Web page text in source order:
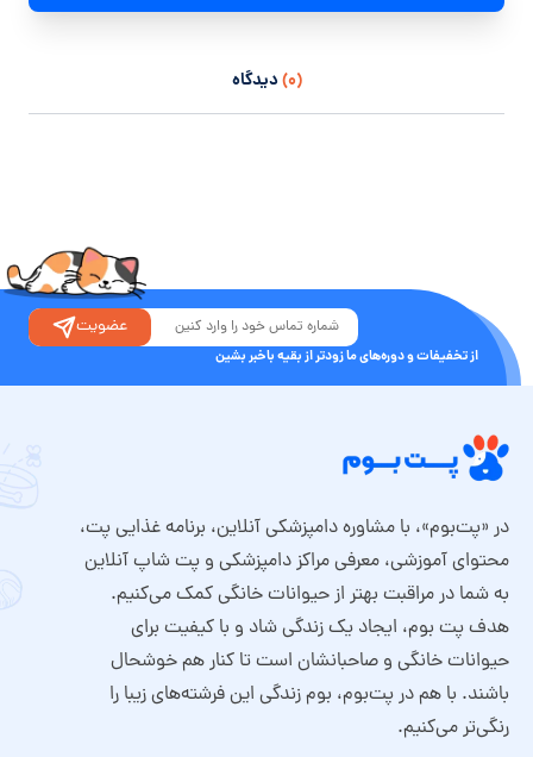
(۰) دیدگاه
از تخفیفات و دوره‌های ما زودتر از بقیه باخبر بشین
عضویت
در «پت‌بوم»، با مشاوره دامپزشکی آنلاین، برنامه غذایی پت،
محتوای آموزشی، معرفی مراکز دامپزشکی و پت شاپ آنلاین
به شما در مراقبت بهتر از حیوانات خانگی کمک می‌کنیم.
هدف پت بوم، ایجاد یک زندگی شاد و با کیفیت برای
حیوانات خانگی و صاحبانشان است تا کنار هم خوشحال
باشند. با هم در پت‌بوم، بوم زندگی این فرشته‌های زیبا را
رنگی‌تر می‌کنیم.